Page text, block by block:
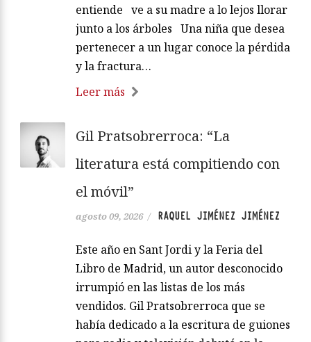
entiende ve a su madre a lo lejos llorar
junto a los árboles Una niña que desea
pertenecer a un lugar conoce la pérdida
y la fractura…
Leer más
Gil Pratsobrerroca: “La
literatura está compitiendo con
el móvil”
agosto 09, 2026 / RAQUEL JIMÉNEZ JIMÉNEZ
Este año en Sant Jordi y la Feria del
Libro de Madrid, un autor desconocido
irrumpió en las listas de los más
vendidos. Gil Pratsobrerroca que se
había dedicado a la escritura de guiones